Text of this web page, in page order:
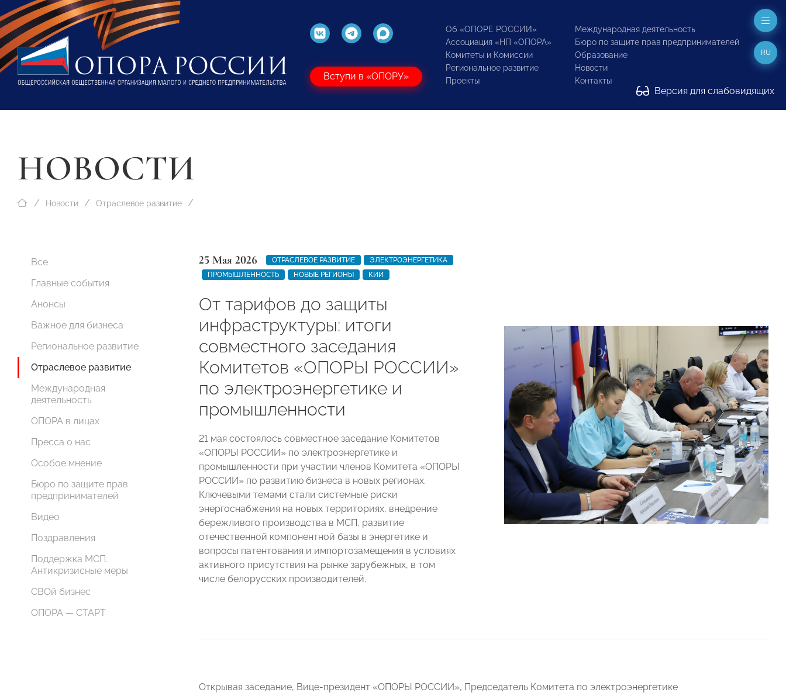
Вступи в «ОПОРУ»
Об «ОПОРЕ РОССИИ»
Ассоциация «НП «ОПОРА»
Комитеты и Комиссии
Региональное развитие
Проекты
Международная деятельность
Бюро по защите прав предпринимателей
Образование
Новости
Контакты
Версия для слабовидящих
RU
НОВОСТИ
Новости Отраслевое развитие
Все
Главные события
Анонсы
Важное для бизнеса
Региональное развитие
Отраслевое развитие
Международная
деятельность
ОПОРА в лицах
Пресса о нас
Особое мнение
Бюро по защите прав
предпринимателей
Видео
Поздравления
Поддержка МСП.
Антикризисные меры
СВОй бизнес
ОПОРА — СТАРТ
25 Мая 2026 ОТРАСЛЕВОЕ РАЗВИТИЕ
ЭЛЕКТРОЭНЕРГЕТИКА
ПРОМЫШЛЕННОСТЬ
НОВЫЕ РЕГИОНЫ КИИ
От тарифов до защиты
инфраструктуры: итоги
совместного заседания
Комитетов «ОПОРЫ РОССИИ»
по электроэнергетике и
промышленности
21 мая состоялось совместное заседание Комитетов
«ОПОРЫ РОССИИ» по электроэнергетике и
промышленности при участии членов Комитета «ОПОРЫ
РОССИИ» по развитию бизнеса в новых регионах.
Ключевыми темами стали системные риски
энергоснабжения на новых территориях, внедрение
бережливого производства в МСП, развитие
отечественной компонентной базы в энергетике и
вопросы патентования и импортозамещения в условиях
активного присутствия на рынке зарубежных, в том
числе белорусских производителей.
Открывая заседание, Вице-президент «ОПОРЫ РОССИИ», Председатель Комитета по электроэнергетике